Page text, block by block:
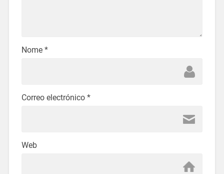
Nome *
Correo electrónico *
Web